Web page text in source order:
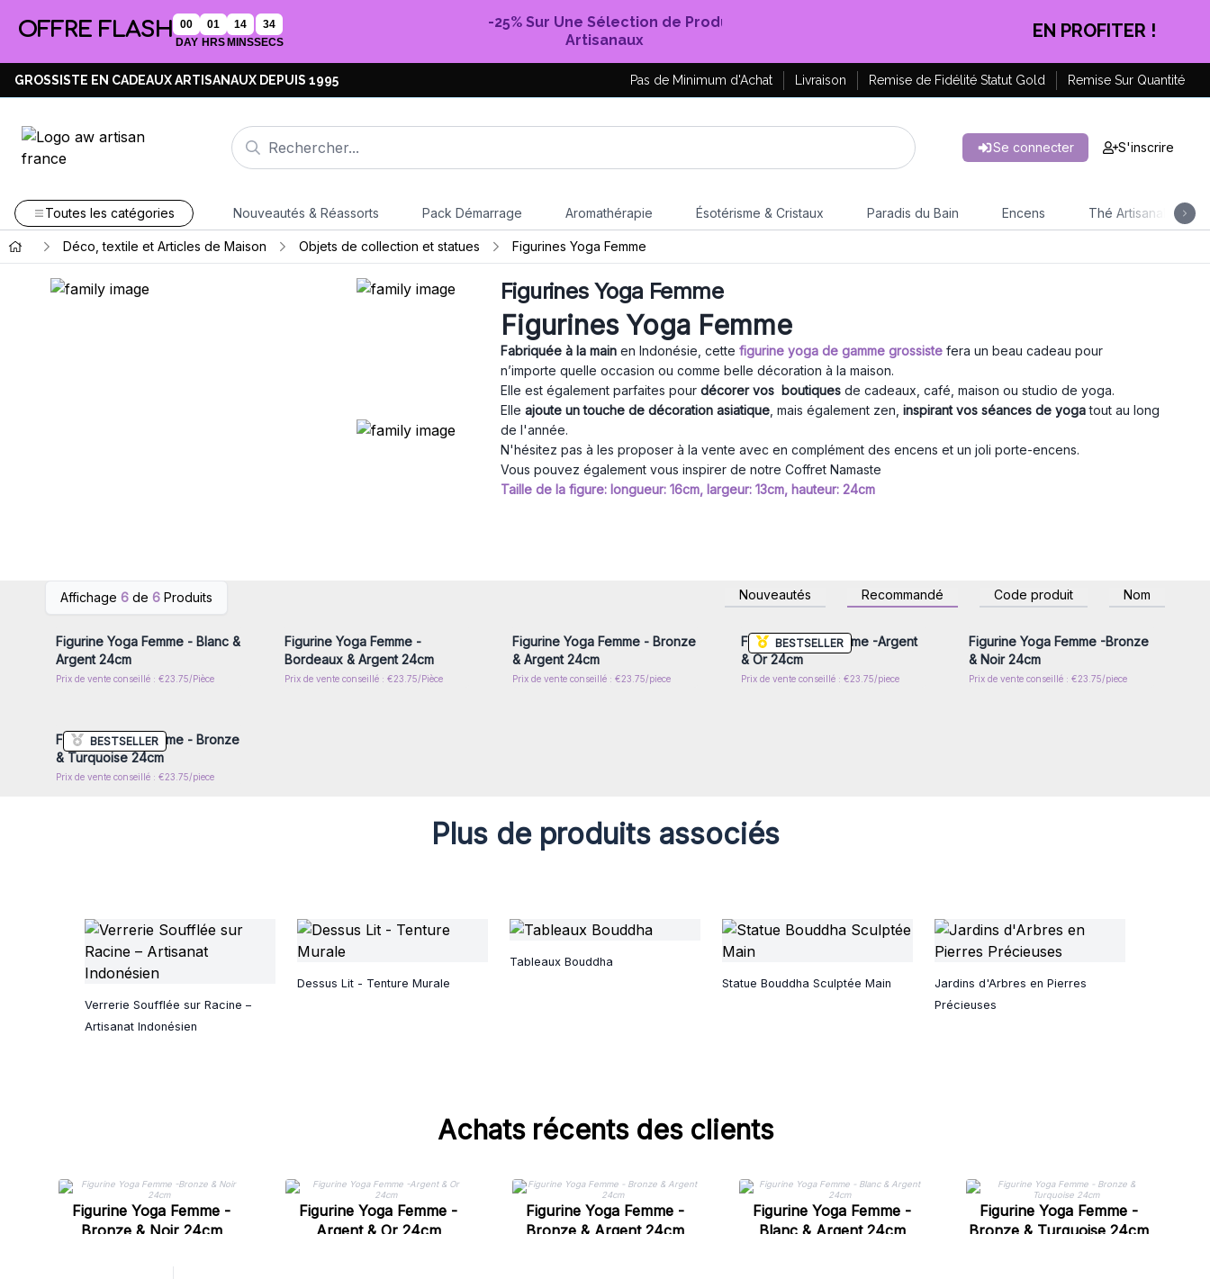
OFFRE FLASH
00
DAY
01
HRS
14
MINS
34
SECS
-25% Sur Une Sélection de Produits
Artisanaux
EN PROFITER !
GROSSISTE EN CADEAUX ARTISANAUX DEPUIS 1995 Pas de Minimum d'Achat Livraison Remise de Fidélité Statut Gold Remise Sur Quantité
Se connecter S'inscrire
Toutes les catégories Nouveautés & Réassorts Pack Démarrage Aromathérapie Ésotérisme & Cristaux Paradis du Bain Encens Thé Artisanal
Déco, textile et Articles de Maison Objets de collection et statues Figurines Yoga Femme
Figurines Yoga Femme
Figurines Yoga Femme
Fabriquée à la main en Indonésie, cette figurine yoga de gamme grossiste fera un beau cadeau pour
n’importe quelle occasion ou comme belle décoration à la maison.
Elle est également parfaites pour décorer vos boutiques de cadeaux, café, maison ou studio de yoga.
Elle ajoute un touche de décoration asiatique , mais également zen, inspirant vos séances de yogatout au long
de l'année.
N'hésitez pas à les proposer à la vente avec en complément des encens et un joli porte-encens.
Vous pouvez également vous inspirer de notre Coffret Namaste
Taille de la figure: longueur: 16cm, largeur: 13cm, hauteur: 24cm
Affichage 6 de 6 Produits Nouveautés Recommandé Code produit Nom
vous pour accéder aux prix de
gros
Figurine Yoga Femme - Blanc &
Argent 24cm
Prix de vente conseillé : €23.75/Pièce
Figurine Yoga Femme -
Bordeaux & Argent 24cm
Prix de vente conseillé : €23.75/Pièce
Figurine Yoga Femme - Bronze
& Argent 24cm
Prix de vente conseillé : €23.75/piece
BESTSELLER
Connectez-vous ou inscrivez-
vous pour accéder aux prix de
gros
Figurine Yoga Femme -Argent
& Or 24cm
Prix de vente conseillé : €23.75/piece
Connectez-vous ou inscrivez-
vous pour accéder aux prix de
gros
Figurine Yoga Femme -Bronze
& Noir 24cm
Prix de vente conseillé : €23.75/piece
BESTSELLER
Connectez-vous ou inscrivez-
Figurine Yoga Femme - Bronze
& Turquoise 24cm
Prix de vente conseillé : €23.75/piece
Plus de produits associés
Verrerie Soufflée sur Racine –
Artisanat Indonésien
Dessus Lit - Tenture Murale
Tableaux Bouddha
Statue Bouddha Sculptée Main
Jardins d'Arbres en Pierres
Précieuses
Achats récents des clients
Figurine Yoga Femme -
Bronze & Noir 24cm
Figurine Yoga Femme -
Argent & Or 24cm
Figurine Yoga Femme -
Bronze & Argent 24cm
Figurine Yoga Femme -
Blanc & Argent 24cm
Figurine Yoga Femme -
Bronze & Turquoise 24cm